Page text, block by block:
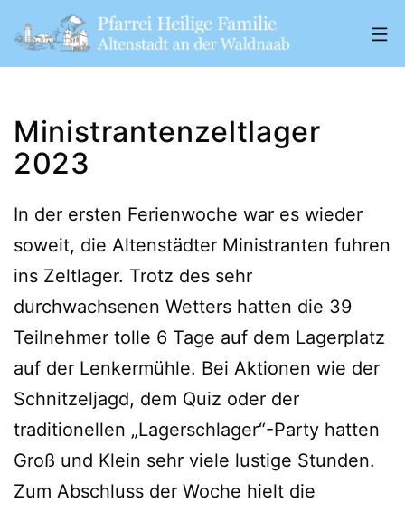
Inhalt
Familie"
Altenstadt
a.
W.
Ministrantenzeltlager
2023
In der ersten Ferienwoche war es wieder
soweit, die Altenstädter Ministranten fuhren
ins Zeltlager. Trotz des sehr
durchwachsenen Wetters hatten die 39
Teilnehmer tolle 6 Tage auf dem Lagerplatz
auf der Lenkermühle. Bei Aktionen wie der
Schnitzeljagd, dem Quiz oder der
traditionellen „Lagerschlager“-Party hatten
Groß und Klein sehr viele lustige Stunden.
Zum Abschluss der Woche hielt die